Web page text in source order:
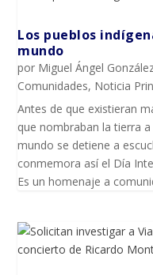
Los pueblos
mundo
por Miguel Ángel
Comunidades, Noticia
Antes de que existieran
que nombraban la tierra
mundo se detiene a
conmemora así el Día
Es un homenaje a